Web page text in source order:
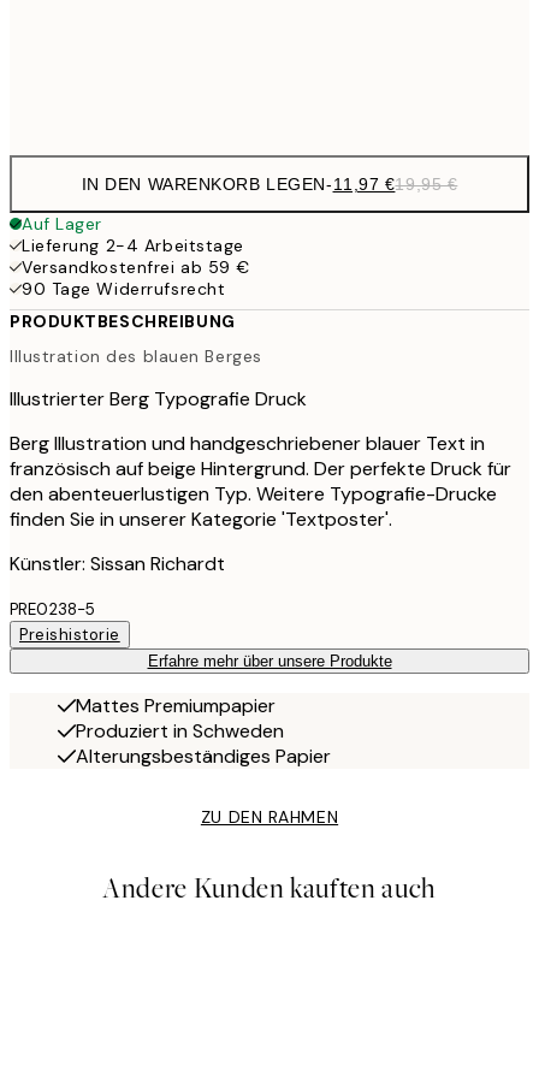
IN DEN WARENKORB LEGEN-11,97 €19,95 €
Auf Lager
Lieferung 2-4 Arbeitstage
Versandkostenfrei ab 59 €
90 Tage Widerrufsrecht
PRODUKTBESCHREIBUNG
Illustration des blauen Berges
Illustrierter Berg Typografie Druck
Berg Illustration und handgeschriebener blauer Text in
französisch auf beige Hintergrund. Der perfekte Druck für
den abenteuerlustigen Typ. Weitere Typografie-Drucke
finden Sie in unserer Kategorie 'Textposter'.
Künstler: Sissan Richardt
PRE0238-5
Preishistorie
Erfahre mehr über unsere Produkte
Mattes Premiumpapier
Produziert in Schweden
Alterungsbeständiges Papier
ZU DEN RAHMEN
Andere Kunden kauften auch